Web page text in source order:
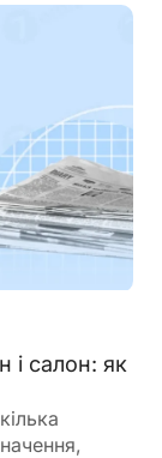
і салон: як